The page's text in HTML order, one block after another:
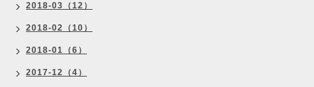
2018-03（12）
2018-02（10）
2018-01（6）
2017-12（4）